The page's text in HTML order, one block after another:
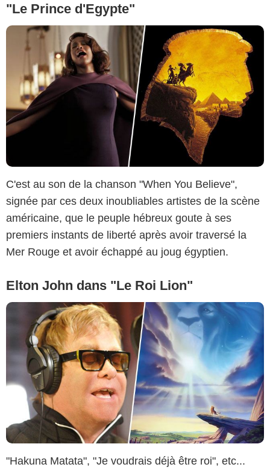
"Le Prince d'Egypte"
C'est au son de la chanson "When You Believe",
signée par ces deux inoubliables artistes de la scène
américaine, que le peuple hébreux goute à ses
premiers instants de liberté après avoir traversé la
Mer Rouge et avoir échappé au joug égyptien.
Elton John dans "Le Roi Lion"
"Hakuna Matata", "Je voudrais déjà être roi", etc...